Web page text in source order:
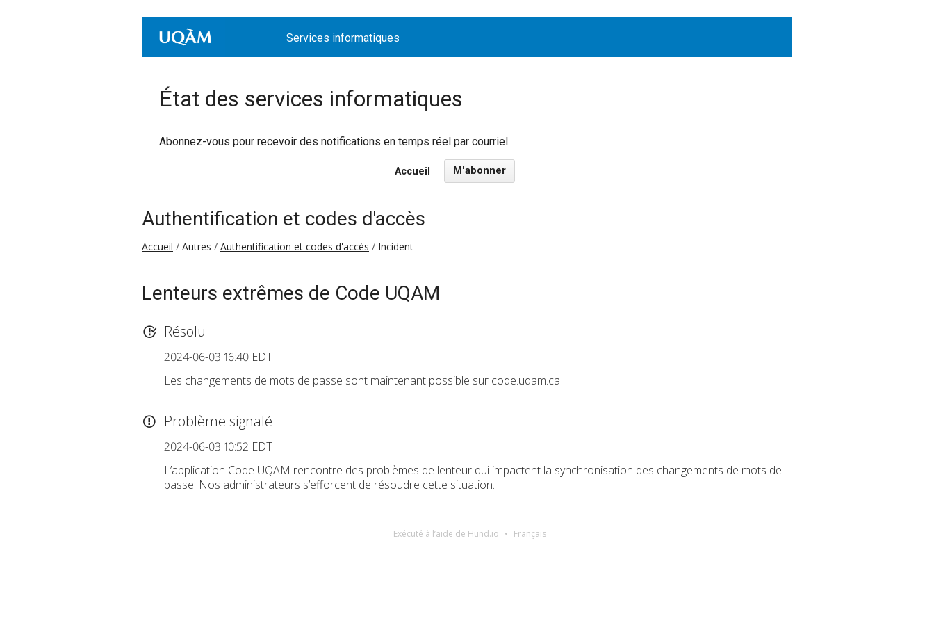
Services informatiques
État des services informatiques
Abonnez-vous pour recevoir des notifications en temps réel par courriel.
Accueil M'abonner
Authentification et codes d'accès
Accueil Autres Authentification et codes d'accès Incident
Lenteurs extrêmes de Code UQAM
Résolu
2024-06-03 16:40 EDT
Les changements de mots de passe sont maintenant possible sur code.uqam.ca
Problème signalé
2024-06-03 10:52 EDT
L’application Code UQAM rencontre des problèmes de lenteur qui impactent la synchronisation des changements de mots de
passe. Nos administrateurs s’efforcent de résoudre cette situation.
Exécuté à l’aide de Hund.io Français